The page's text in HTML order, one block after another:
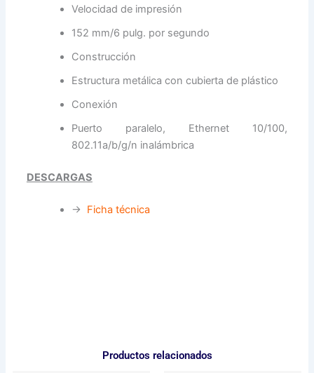
Velocidad de impresión
152 mm/6 pulg. por segundo
Construcción
Estructura metálica con cubierta de plástico
Conexión
Puerto paralelo, Ethernet 10/100,
802.11a/b/g/n inalámbrica
DESCARGAS
→ Ficha técnica
Productos relacionados